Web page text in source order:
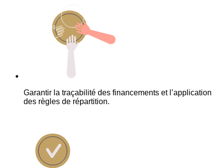
Garantir la traçabilité des financements et l’application
des règles de répartition.